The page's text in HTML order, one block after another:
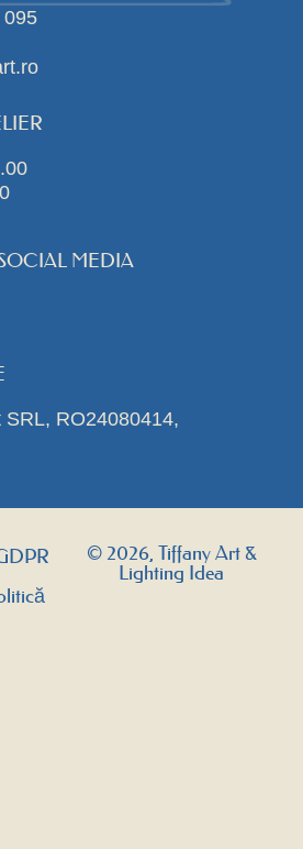
MEDIA
RO24080414,
© 2026, Tiffany Art &
Lighting Idea